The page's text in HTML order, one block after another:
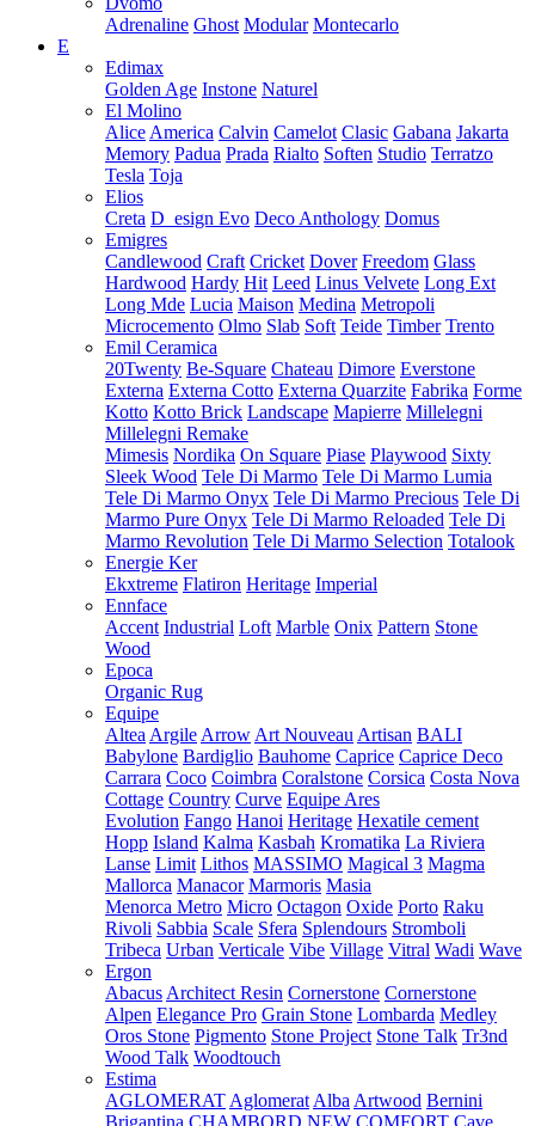
Adrenaline Ghost Modular Montecarlo
E
Edimax
Golden Age Instone Naturel
El Molino
Alice America Calvin Camelot Clasic Gabana Jakarta
Memory Padua Prada Rialto Soften Studio Terratzo
Tesla Toja
Elios
Creta D_esign Evo Deco Anthology Domus
Emigres
Candlewood Craft Cricket Dover Freedom Glass
Hardwood Hardy Hit Leed Linus Velvete Long Ext
Long Mde Lucia Maison Medina Metropoli
Microcemento Olmo Slab Soft Teide Timber Trento
Emil Ceramica
20Twenty Be-Square Chateau Dimore Everstone
Externa Externa Cotto Externa Quarzite Fabrika Forme
Kotto Kotto Brick Landscape Mapierre Millelegni
Millelegni Remake
Mimesis Nordika On Square Piase Playwood Sixty
Sleek Wood Tele Di Marmo Tele Di Marmo Lumia
Tele Di Marmo Onyx Tele Di Marmo Precious Tele Di
Marmo Pure Onyx Tele Di Marmo Reloaded Tele Di
Marmo Revolution Tele Di Marmo Selection Totalook
Energie Ker
Ekxtreme Flatiron Heritage Imperial
Ennface
Accent Industrial Loft Marble Onix Pattern Stone
Wood
Epoca
Organic Rug
Equipe
Altea Argile Arrow Art Nouveau Artisan BALI
Babylone Bardiglio Bauhome Caprice Caprice Deco
Carrara Coco Coimbra Coralstone Corsica Costa Nova
Cottage Country Curve Equipe Ares
Evolution Fango Hanoi Heritage Hexatile cement
Hopp Island Kalma Kasbah Kromatika La Riviera
Lanse Limit Lithos MASSIMO Magical 3 Magma
Mallorca Manacor Marmoris Masia
Menorca Metro Micro Octagon Oxide Porto Raku
Rivoli Sabbia Scale Sfera Splendours Stromboli
Tribeca Urban Verticale Vibe Village Vitral Wadi Wave
Ergon
Abacus Architect Resin Cornerstone Cornerstone
Alpen Elegance Pro Grain Stone Lombarda Medley
Oros Stone Pigmento Stone Project Stone Talk Tr3nd
Wood Talk Woodtouch
Estima
AGLOMERAT Aglomerat Alba Artwood Bernini